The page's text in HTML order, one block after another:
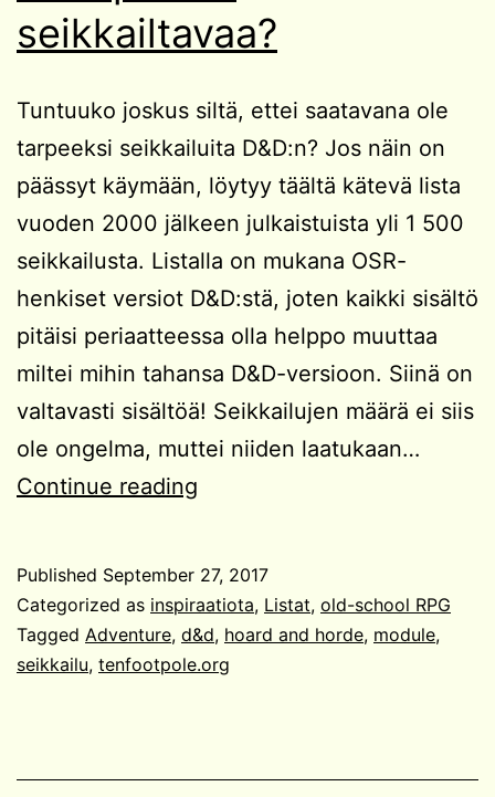
seikkailtavaa?
Tuntuuko joskus siltä, ettei saatavana ole
tarpeeksi seikkailuita D&D:n? Jos näin on
päässyt käymään, löytyy täältä kätevä lista
vuoden 2000 jälkeen julkaistuista yli 1 500
seikkailusta. Listalla on mukana OSR-
henkiset versiot D&D:stä, joten kaikki sisältö
pitäisi periaatteessa olla helppo muuttaa
miltei mihin tahansa D&D-versioon. Siinä on
valtavasti sisältöä! Seikkailujen määrä ei siis
ole ongelma, muttei niiden laatukaan…
Continue reading
Published September 27, 2017
Categorized as inspiraatiota, Listat, old-school RPG
Tagged Adventure, d&d, hoard and horde, module,
seikkailu, tenfootpole.org